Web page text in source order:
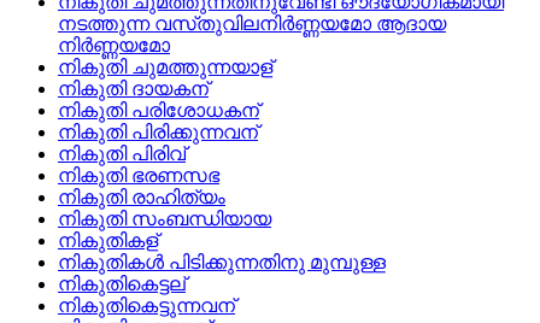
നടത്തുന്ന വസ്‌തുവിലനിര്‍ണ്ണയമോ ആദായ
നിര്‍ണ്ണയമോ
നികുതി ചുമത്തുന്നയാള്
നികുതി ദായകന്
നികുതി പരിശോധകന്
നികുതി പിരിക്കുന്നവന്
നികുതി പിരിവ്
നികുതി ഭരണസഭ
നികുതി രാഹിത്യം
നികുതി സംബന്ധിയായ
നികുതികള്
നികുതികള്‍ പിടിക്കുന്നതിനു മുമ്പുള്ള
നികുതികെട്ടല്
നികുതികെട്ടുന്നവന്